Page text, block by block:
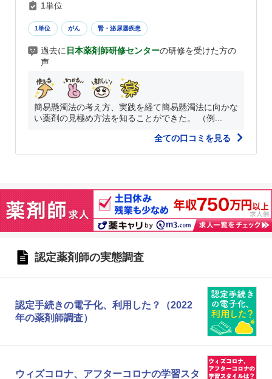
1単位
1単位 がん 腎・泌尿器疾患
過去に 日本薬剤師研修センターの研修を受けた方の
声
簡易懸濁法の考え方、実践を経て簡易懸濁法に向かな
い薬剤の見極め方法を知ることができた。 （例...
全ての口コミを見る
認定薬剤師の実態調査
認定手続きの電子化、利用した？（2022
年の薬剤師調査）
ウィズコロナ、アフターコロナの学習スタ